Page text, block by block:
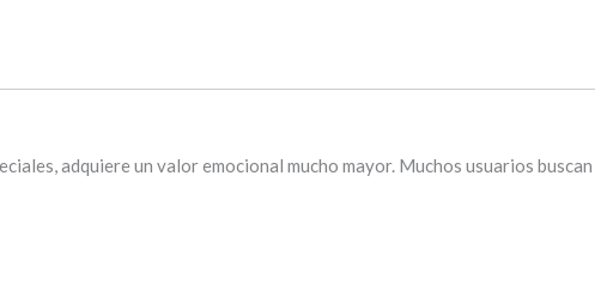
adquiere un valor emocional mucho mayor. Muchos usuarios buscan